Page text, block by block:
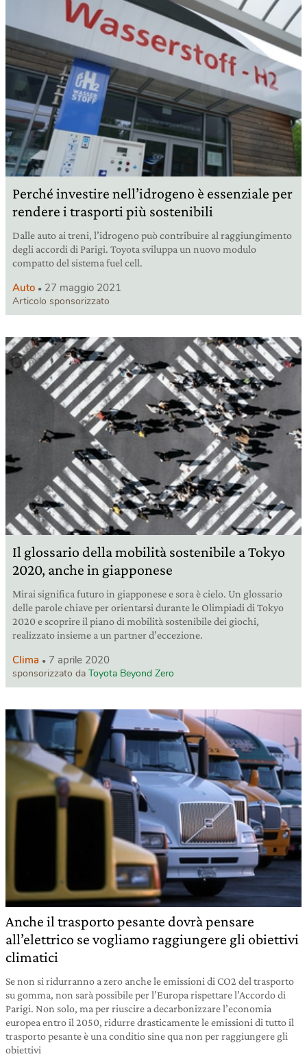
Perché investire nell’idrogeno è essenziale per
rendere i trasporti più sostenibili
Dalle auto ai treni, l’idrogeno può contribuire al raggiungimento
degli accordi di Parigi. Toyota sviluppa un nuovo modulo
compatto del sistema fuel cell.
Auto 27 maggio 2021
Articolo sponsorizzato
Il glossario della mobilità sostenibile a Tokyo
2020, anche in giapponese
Mirai significa futuro in giapponese e sora è cielo. Un glossario
delle parole chiave per orientarsi durante le Olimpiadi di Tokyo
2020 e scoprire il piano di mobilità sostenibile dei giochi,
realizzato insieme a un partner d’eccezione.
Clima 7 aprile 2020
sponsorizzato da Toyota Beyond Zero
Anche il trasporto pesante dovrà pensare
all’elettrico se vogliamo raggiungere gli obiettivi
climatici
Se non si ridurranno a zero anche le emissioni di CO2 del trasporto
su gomma, non sarà possibile per l’Europa rispettare l’Accordo di
Parigi. Non solo, ma per riuscire a decarbonizzare l’economia
europea entro il 2050, ridurre drasticamente le emissioni di tutto il
trasporto pesante è una conditio sine qua non per raggiungere gli
obiettivi